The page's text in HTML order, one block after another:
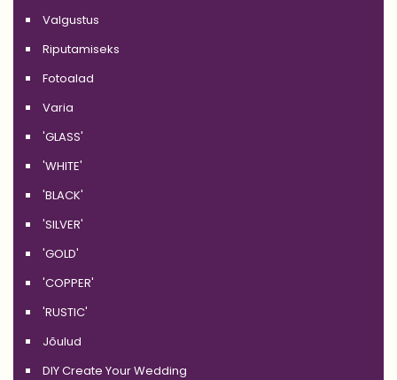
Valgustus
Riputamiseks
Fotoalad
Varia
'GLASS'
'WHITE'
'BLACK'
'SILVER'
'GOLD'
'COPPER'
'RUSTIC'
Jõulud
DIY Create Your Wedding